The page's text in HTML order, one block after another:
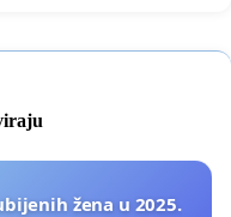
žena u 2025.